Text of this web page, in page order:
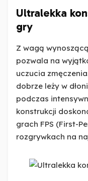
Ultralekka
gry
Z wagą
pozwala na
uczucia
dobrze leży w
podczas
konstrukcji
grach FPS (First-
rozgrywkach na